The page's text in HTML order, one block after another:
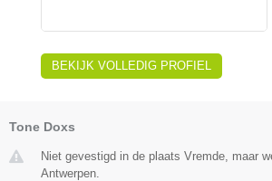
BEKIJK VOLLEDIG PROFIEL
Tone Doxs
Niet gevestigd in de plaats Vremde, maar
Antwerpen.